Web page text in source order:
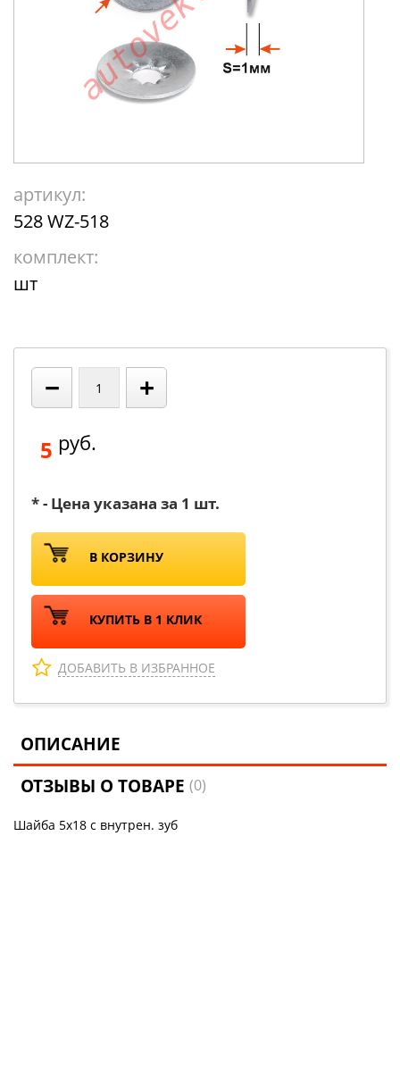
артикул:
528 WZ-518
комплект:
шт
− +
5 руб.
* - Цена указана за 1 шт.
В КОРЗИНУ
КУПИТЬ В 1 КЛИК
ДОБАВИТЬ В ИЗБРАННОЕ
ОПИСАНИЕ
ОТЗЫВЫ О ТОВАРЕ(0)
Шайба 5х18 с внутрен. зуб